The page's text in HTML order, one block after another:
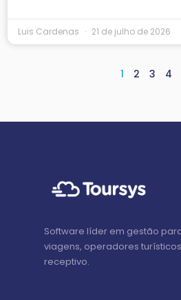
Luis Cardenas 21 de julho de 2026
1 2 3 4
Software líder em gestão
viagens, operadores
receptivo.